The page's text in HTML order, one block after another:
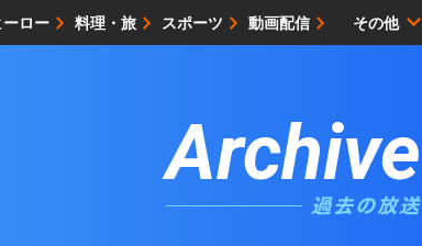
ーロー 料理・旅 スポーツ 動画配信 その他
Archive
過去の放送